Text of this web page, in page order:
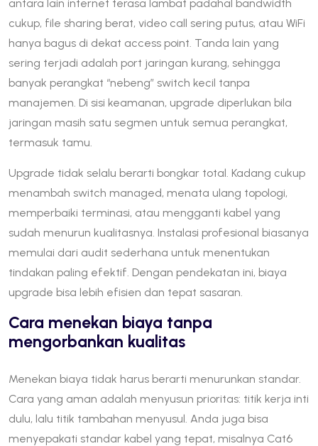
antara lain internet terasa lambat padahal bandwidth
cukup, file sharing berat, video call sering putus, atau WiFi
hanya bagus di dekat access point. Tanda lain yang
sering terjadi adalah port jaringan kurang, sehingga
banyak perangkat “nebeng” switch kecil tanpa
manajemen. Di sisi keamanan, upgrade diperlukan bila
jaringan masih satu segmen untuk semua perangkat,
termasuk tamu.
Upgrade tidak selalu berarti bongkar total. Kadang cukup
menambah switch managed, menata ulang topologi,
memperbaiki terminasi, atau mengganti kabel yang
sudah menurun kualitasnya. Instalasi profesional biasanya
memulai dari audit sederhana untuk menentukan
tindakan paling efektif. Dengan pendekatan ini, biaya
upgrade bisa lebih efisien dan tepat sasaran.
Cara menekan biaya tanpa
mengorbankan kualitas
Menekan biaya tidak harus berarti menurunkan standar.
Cara yang aman adalah menyusun prioritas: titik kerja inti
dulu, lalu titik tambahan menyusul. Anda juga bisa
menyepakati standar kabel yang tepat, misalnya Cat6